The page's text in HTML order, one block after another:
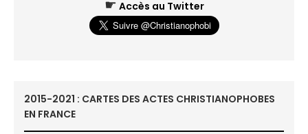
☛ Accès au Twitter
2015-2021 : CARTES DES ACTES CHRISTIANOPHOBES
EN FRANCE